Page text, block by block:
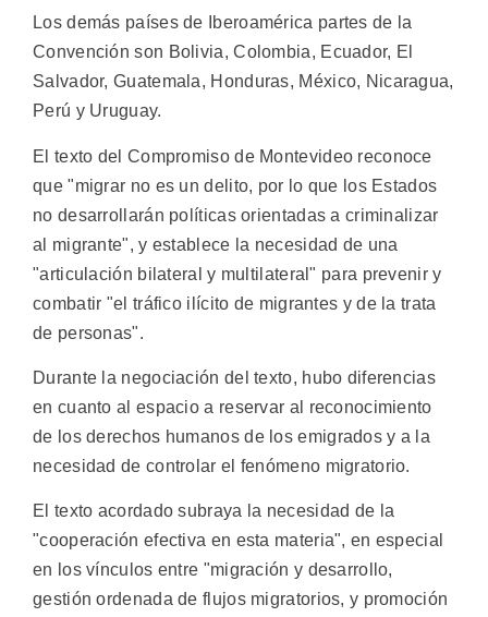
Los demás países de Iberoamérica partes de la
Convención son Bolivia, Colombia, Ecuador, El
Salvador, Guatemala, Honduras, México, Nicaragua,
Perú y Uruguay.
El texto del Compromiso de Montevideo reconoce
que "migrar no es un delito, por lo que los Estados
no desarrollarán políticas orientadas a criminalizar
al migrante", y establece la necesidad de una
"articulación bilateral y multilateral" para prevenir y
combatir "el tráfico ilícito de migrantes y de la trata
de personas".
Durante la negociación del texto, hubo diferencias
en cuanto al espacio a reservar al reconocimiento
de los derechos humanos de los emigrados y a la
necesidad de controlar el fenómeno migratorio.
El texto acordado subraya la necesidad de la
"cooperación efectiva en esta materia", en especial
en los vínculos entre "migración y desarrollo,
gestión ordenada de flujos migratorios, y promoción